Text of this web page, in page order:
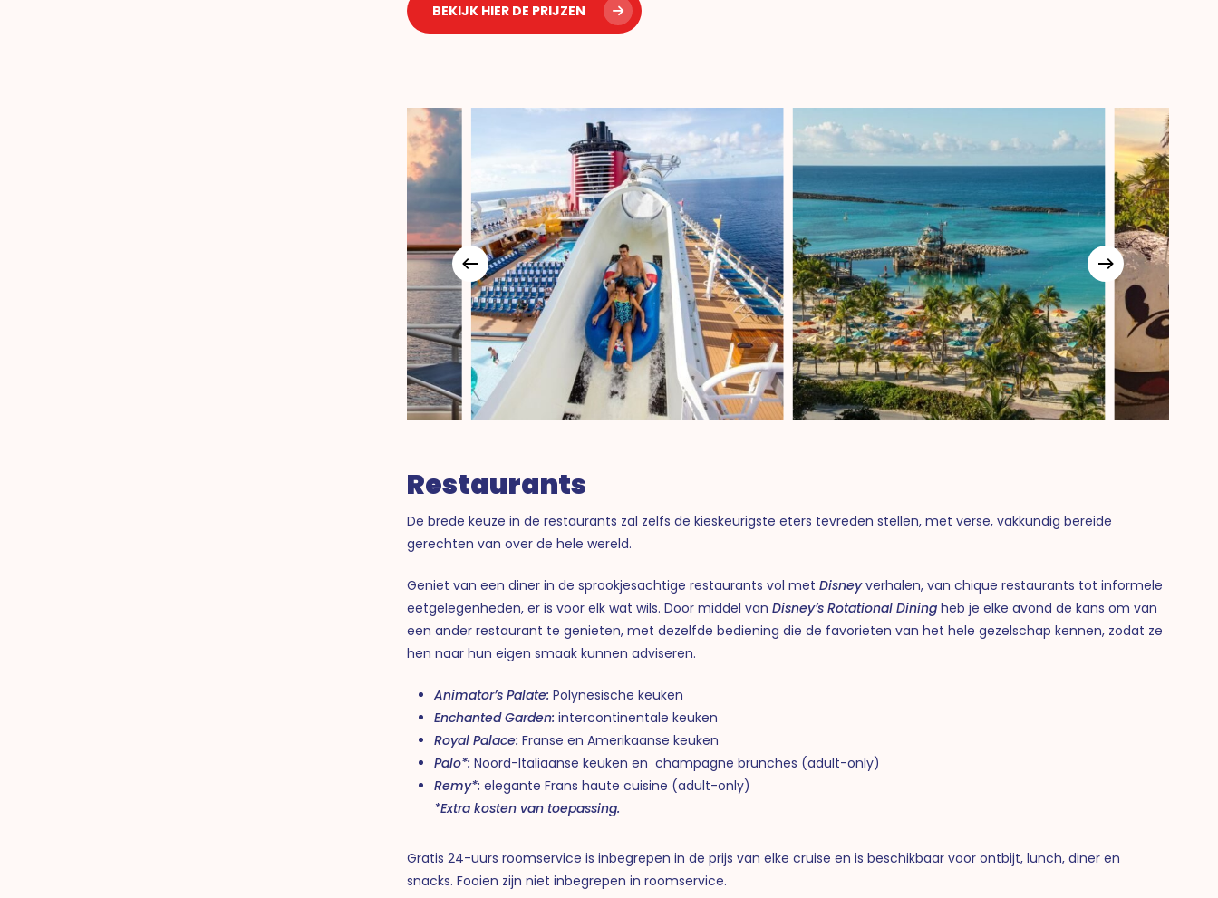
BEKIJK HIER DE PRIJZEN
Restaurants
De brede keuze in de restaurants zal zelfs de kieskeurigste eters tevreden stellen, met verse, vakkundig bereide
gerechten van over de hele wereld.
Geniet van een diner in de sprookjesachtige restaurants vol metDisneyverhalen, van chique restaurants tot informele
eetgelegenheden, er is voor elk wat wils. Door middel vanDisney’s Rotational Dining heb je elke avond de kans om van
een ander restaurant te genieten, met dezelfde bediening die de favorieten van het hele gezelschap kennen, zodat ze
hen naar hun eigen smaak kunnen adviseren.
Animator’s Palate: Polynesische keuken
Enchanted Garden: intercontinentale keuken
Royal Palace: Franse en Amerikaanse keuken
Palo*: Noord-Italiaanse keuken en champagne brunches (adult-only)
Remy*: elegante Frans haute cuisine (adult-only)
*Extra kosten van toepassing.
Gratis 24-uurs roomservice is inbegrepen in de prijs van elke cruise en is beschikbaar voor ontbijt, lunch, diner en
snacks. Fooien zijn niet inbegrepen in roomservice.